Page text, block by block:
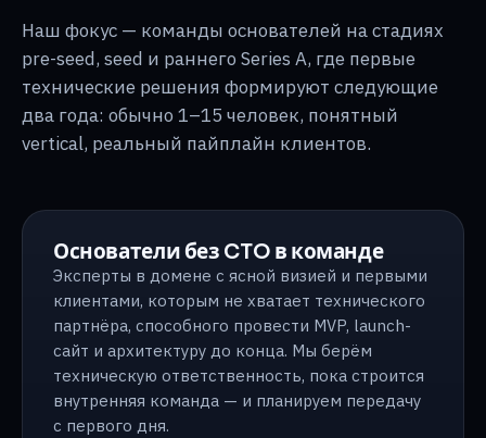
Наш фокус — команды основателей на стадиях
pre-seed, seed и раннего Series A, где первые
технические решения формируют следующие
два года: обычно 1–15 человек, понятный
vertical, реальный пайплайн клиентов.
Основатели без CTO в команде
Эксперты в домене с ясной визией и первыми
клиентами, которым не хватает технического
партнёра, способного провести MVP, launch-
сайт и архитектуру до конца. Мы берём
техническую ответственность, пока строится
внутренняя команда — и планируем передачу
с первого дня.